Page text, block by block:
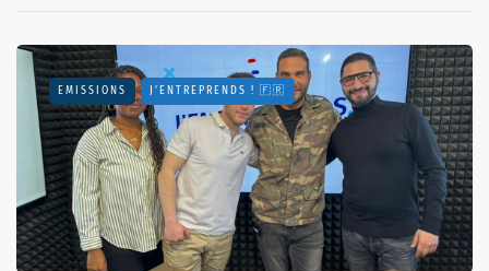
EMISSIONS J'ENTREPRENDS ! 🇫🇷